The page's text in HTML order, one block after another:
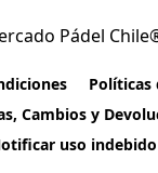
Pádel
Políticas
Cambios y
uso indebido